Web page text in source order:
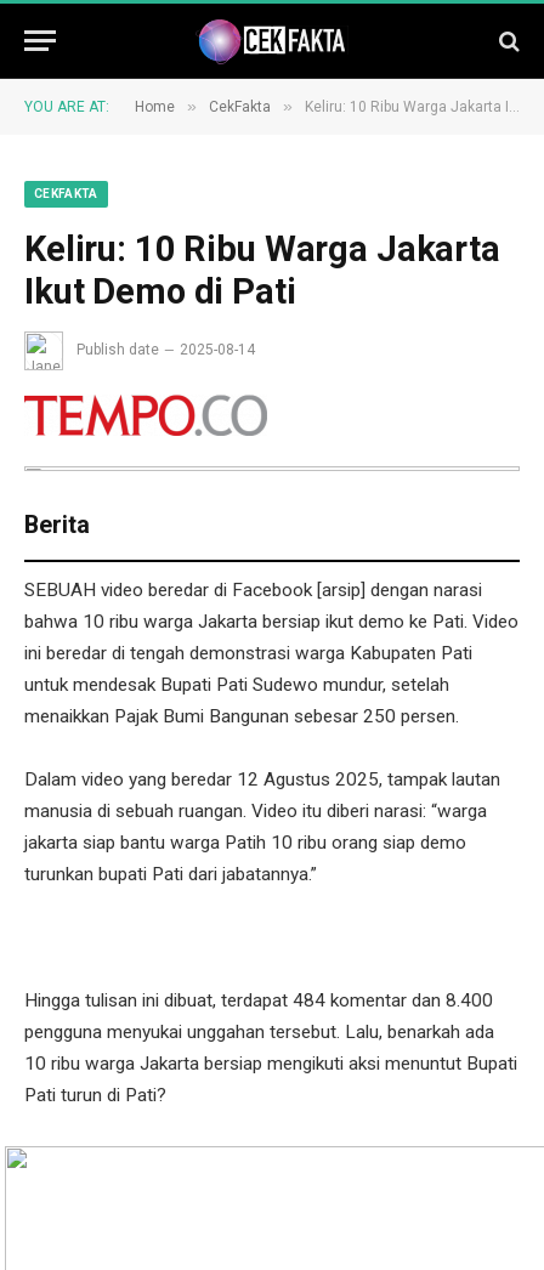
YOU ARE AT: Home » CekFakta » Keliru: 10 Ribu Warga Jakarta Ikut Demo di Pati
CEKFAKTA
Keliru: 10 Ribu Warga Jakarta
Ikut Demo di Pati
Publish date 2025-08-14
Berita
SEBUAH video beredar di Facebook [arsip] dengan narasi
bahwa 10 ribu warga Jakarta bersiap ikut demo ke Pati. Video
ini beredar di tengah demonstrasi warga Kabupaten Pati
untuk mendesak Bupati Pati Sudewo mundur, setelah
menaikkan Pajak Bumi Bangunan sebesar 250 persen.
Dalam video yang beredar 12 Agustus 2025, tampak lautan
manusia di sebuah ruangan. Video itu diberi narasi: “warga
jakarta siap bantu warga Patih 10 ribu orang siap demo
turunkan bupati Pati dari jabatannya.”
Hingga tulisan ini dibuat, terdapat 484 komentar dan 8.400
pengguna menyukai unggahan tersebut. Lalu, benarkah ada
10 ribu warga Jakarta bersiap mengikuti aksi menuntut Bupati
Pati turun di Pati?